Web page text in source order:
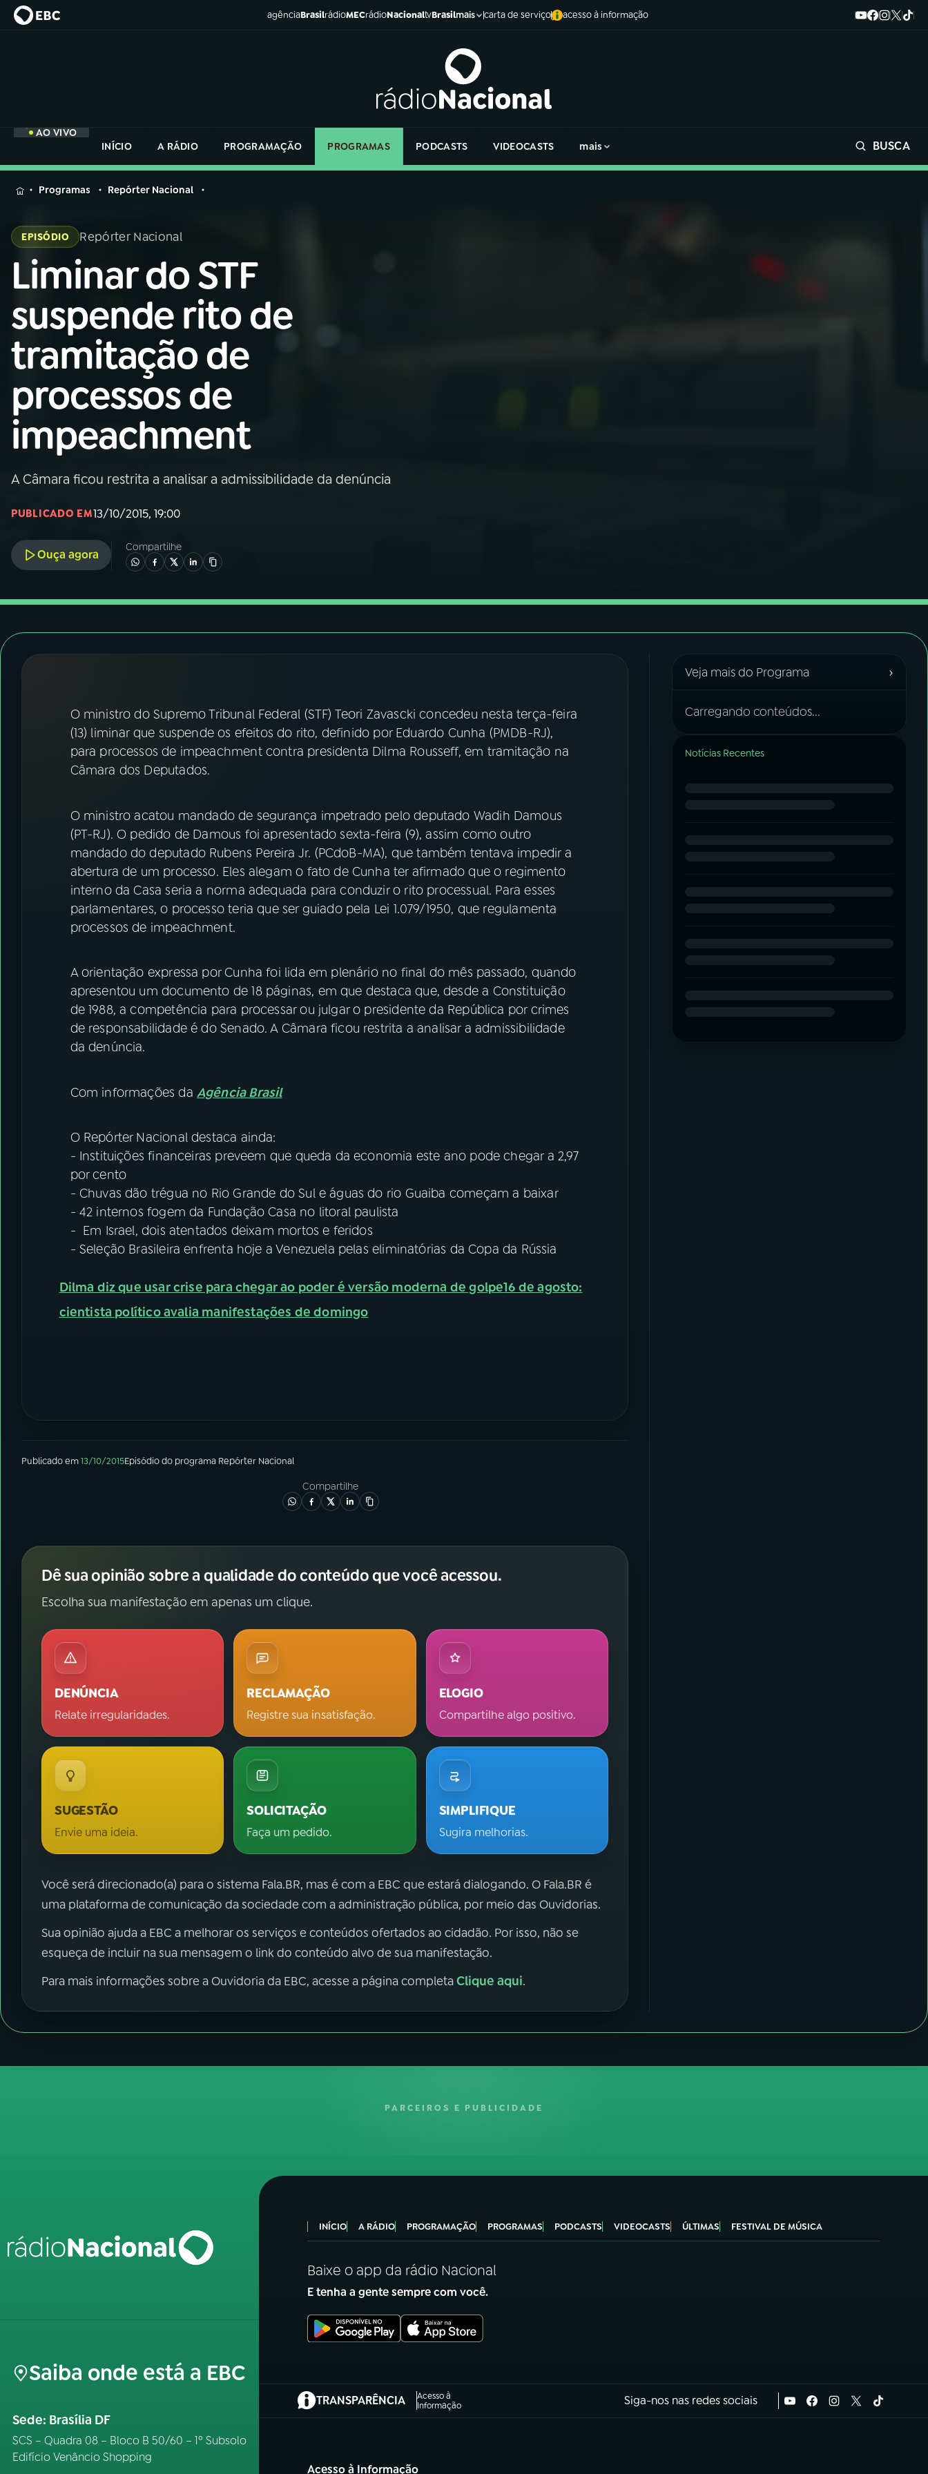
agênciaBrasilrádioMECrádioNacionaltvBrasilmais carta de serviço acesso à informação
AO VIVO
INÍCIO
A RÁDIO PROGRAMAÇÃO PROGRAMAS PODCASTS VIDEOCASTS mais BUSCA
MENU
Buscar
Rádio
Nacional
AO VIVO
01INÍCIO
02A RÁDIO
03 PROGRAMAÇÃO
04PROGRAMAS
ACOMPANHE A RÁDIO NACIONAL
YouTube Facebook
Instagram X
na
Rádio
Nacional
Programas Repórter Nacional
EPISÓDIO Repórter Nacional
Liminar do STF
suspende rito de
tramitação de
processos de
impeachment
A Câmara ficou restrita a analisar a admissibilidade da denúncia
PUBLICADO EM13/10/2015, 19:00
Ouça agora
Compartilhe
O ministro do Supremo Tribunal Federal (STF) Teori Zavascki concedeu nesta terça-feira
(13) liminar que suspende os efeitos do rito, definido por Eduardo Cunha (PMDB-RJ),
para processos de impeachment contra presidenta Dilma Rousseff, em tramitação na
Câmara dos Deputados.
O ministro acatou mandado de segurança impetrado pelo deputado Wadih Damous
(PT-RJ). O pedido de Damous foi apresentado sexta-feira (9), assim como outro
mandado do deputado Rubens Pereira Jr. (PCdoB-MA), que também tentava impedir a
abertura de um processo. Eles alegam o fato de Cunha ter afirmado que o regimento
interno da Casa seria a norma adequada para conduzir o rito processual. Para esses
parlamentares, o processo teria que ser guiado pela Lei 1.079/1950, que regulamenta
processos de impeachment.
A orientação expressa por Cunha foi lida em plenário no final do mês passado, quando
apresentou um documento de 18 páginas, em que destaca que, desde a Constituição
de 1988, a competência para processar ou julgar o presidente da República por crimes
de responsabilidade é do Senado. A Câmara ficou restrita a analisar a admissibilidade
da denúncia.
Com informações da Agência Brasil
O Repórter Nacional destaca ainda:
- Instituições financeiras preveem que queda da economia este ano pode chegar a 2,97
por cento
- Chuvas dão trégua no Rio Grande do Sul e águas do rio Guaiba começam a baixar
- 42 internos fogem da Fundação Casa no litoral paulista
- Em Israel, dois atentados deixam mortos e feridos
- Seleção Brasileira enfrenta hoje a Venezuela pelas eliminatórias da Copa da Rússia
Dilma diz que usar crise para chegar ao poder é versão moderna de golpe16 de agosto:
cientista político avalia manifestações de domingo
Publicado em13/10/2015Episódiodo programa Repórter Nacional
Compartilhe
Dê sua opinião sobre a qualidade do conteúdo que você acessou.
Escolha sua manifestação em apenas um clique.
DENÚNCIA
Relate irregularidades.
RECLAMAÇÃO
Registre sua insatisfação.
ELOGIO
Compartilhe algo positivo.
SUGESTÃO
Envie uma ideia.
SOLICITAÇÃO
Faça um pedido.
SIMPLIFIQUE
Sugira melhorias.
Você será direcionado(a) para o sistema Fala.BR, mas é com a EBC que estará dialogando. O Fala.BR é
uma plataforma de comunicação da sociedade com a administração pública, por meio das Ouvidorias.
Sua opinião ajuda a EBC a melhorar os serviços e conteúdos ofertados ao cidadão. Por isso, não se
esqueça de incluir na sua mensagem o link do conteúdo alvo de sua manifestação.
Para mais informações sobre a Ouvidoria da EBC, acesse a página completaClique aqui.
Veja mais do Programa ›
Carregando conteúdos...
Notícias Recentes
PARCEIROS E PUBLICIDADE
Saiba onde está a EBC
Sede: Brasília DF
SCS – Quadra 08 – Bloco B 50/60 – 1º Subsolo
Edifício Venâncio Shopping
INÍCIO A RÁDIO PROGRAMAÇÃO PROGRAMAS PODCASTS VIDEOCASTS ÚLTIMAS FESTIVAL DE MÚSICA
Baixe o app da rádio Nacional
E tenha a gente sempre com você.
TRANSPARÊNCIA
Acesso à
Informação
(abre em nova aba) Siga-nos nas redes sociais
Acesso à Informação